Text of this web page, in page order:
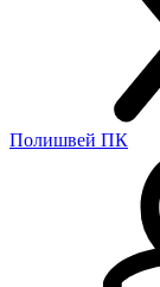
Полишвей ПК